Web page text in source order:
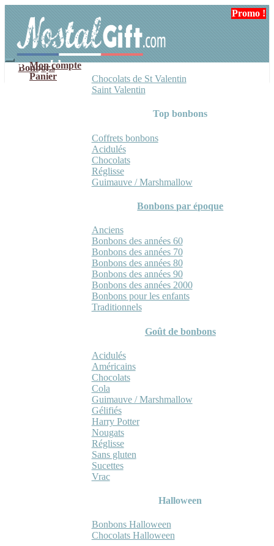
navigation
contenu
Mon compte
Panier
Bonbons
Chocolats de St Valentin
Saint Valentin
Top bonbons
Coffrets bonbons
Acidulés
Chocolats
Réglisse
Guimauve / Marshmallow
Bonbons par époque
Anciens
Bonbons des années 60
Bonbons des années 70
Bonbons des années 80
Bonbons des années 90
Bonbons des années 2000
Bonbons pour les enfants
Traditionnels
Goût de bonbons
Acidulés
Américains
Chocolats
Cola
Guimauve / Marshmallow
Gélifiés
Harry Potter
Nougats
Réglisse
Sans gluten
Sucettes
Vrac
Halloween
Bonbons Halloween
Chocolats Halloween
Promo !
Promo !